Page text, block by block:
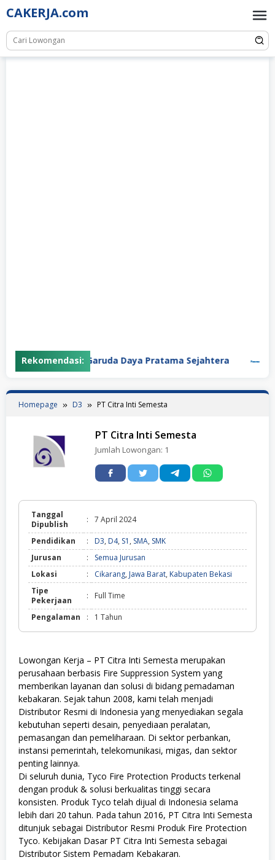
Skip
to
content
CAKERJA.com
Rekomendasi:PT Garuda Daya Pratama Sejahtera PT
Homepage D3 PT Citra Inti Semesta
PT Citra Inti Semesta
Jumlah Lowongan: 1
Tanggal
Dipublish
: 7 April 2024
Pendidikan : D3, D4, S1 , SMA, SMK
Jurusan
:
Semua Jurusan
Lokasi
: Cikarang, Jawa Barat, Kabupaten Bekasi
Tipe
Pekerjaan
: Full Time
Pengalaman : 1 Tahun
Lowongan Kerja – PT Citra Inti Semesta merupakan
perusahaan berbasis Fire Suppression System yang
memberikan layanan dan solusi di bidang pemadaman
kebakaran. Sejak tahun 2008, kami telah menjadi
Distributor Resmi di Indonesia yang menyediakan segala
kebutuhan seperti desain, penyediaan peralatan,
pemasangan dan pemeliharaan. Di sektor perbankan,
instansi pemerintah, telekomunikasi, migas, dan sektor
penting lainnya.
Di seluruh dunia, Tyco Fire Protection Products terkenal
dengan produk & solusi berkualitas tinggi secara
konsisten. Produk Tyco telah dijual di Indonesia selama
lebih dari 20 tahun. Pada tahun 2016, PT Citra Inti Semesta
ditunjuk sebagai Distributor Resmi Produk Fire Protection
Tyco. Kebijakan Dasar PT Citra Inti Semesta sebagai
Distributor Sistem Pemadam Kebakaran.